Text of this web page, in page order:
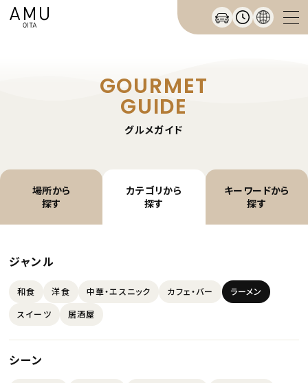
GOURMET
GUIDE
グルメガイド
場所から
探す
カテゴリから
探す
キーワードから
探す
ジャンル
和食 洋食 中華・エスニック カフェ・バー
ラーメン
スイーツ
居酒屋
シーン